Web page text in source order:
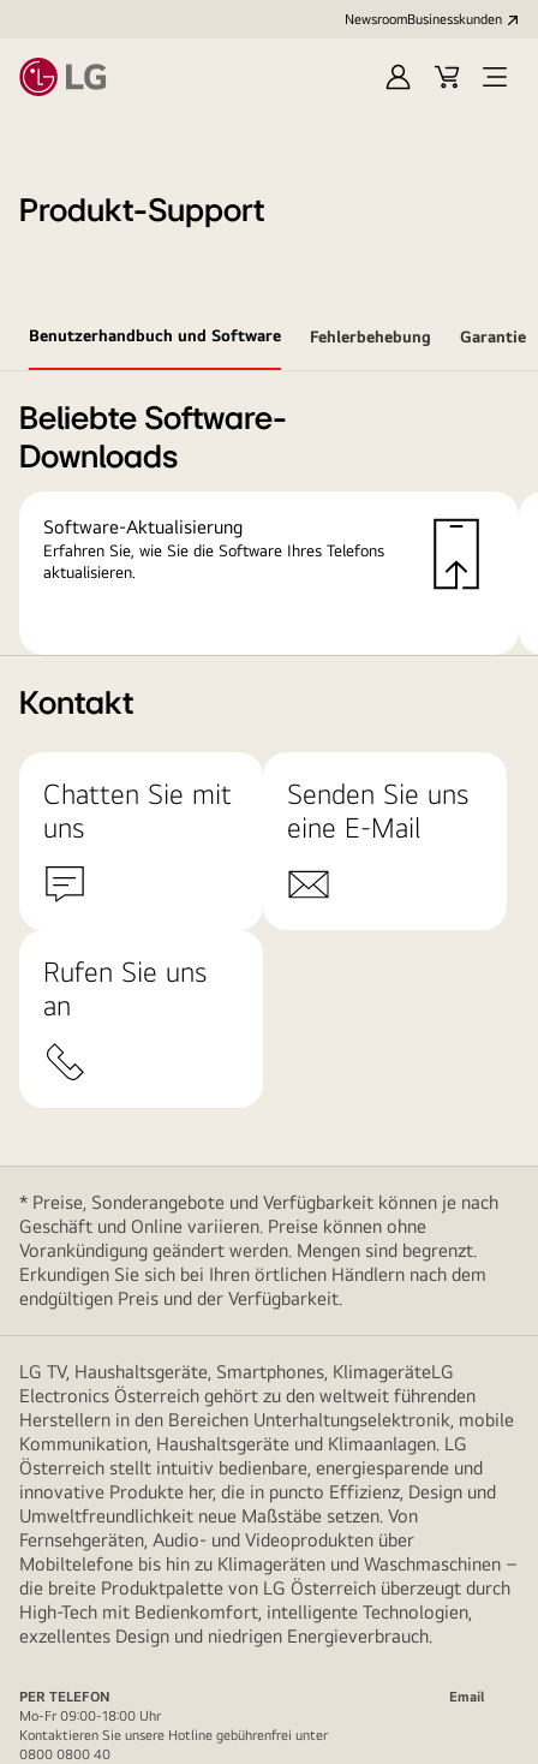
NewsroomBusinesskunden
AnmeldenWarenkorb
Menü
Produkt-Support
Benutzerhandbuch und Software Fehlerbehebung Garantie
Beliebte Software-
Downloads
Software-Aktualisierung
Erfahren Sie, wie Sie die Software Ihres Telefons
aktualisieren.
Kontakt
Chatten Sie mit
uns
Senden Sie uns
eine E-Mail
Rufen Sie uns
an
* Preise, Sonderangebote und Verfügbarkeit können je nach
Geschäft und Online variieren. Preise können ohne
Vorankündigung geändert werden. Mengen sind begrenzt.
Erkundigen Sie sich bei Ihren örtlichen Händlern nach dem
endgültigen Preis und der Verfügbarkeit.
LG TV, Haushaltsgeräte, Smartphones, KlimageräteLG
Electronics Österreich gehört zu den weltweit führenden
Herstellern in den Bereichen Unterhaltungselektronik, mobile
Kommunikation, Haushaltsgeräte und Klimaanlagen. LG
Österreich stellt intuitiv bedienbare, energiesparende und
innovative Produkte her, die in puncto Effizienz, Design und
Umweltfreundlichkeit neue Maßstäbe setzen. Von
Fernsehgeräten, Audio- und Videoprodukten über
Mobiltelefone bis hin zu Klimageräten und Waschmaschinen –
die breite Produktpalette von LG Österreich überzeugt durch
High-Tech mit Bedienkomfort, intelligente Technologien,
exzellentes Design und niedrigen Energieverbrauch.
PER TELEFON
Email
Mo-Fr 09:00-18:00 Uhr
Kontaktieren Sie unsere Hotline gebührenfrei unter
0800 0800 40